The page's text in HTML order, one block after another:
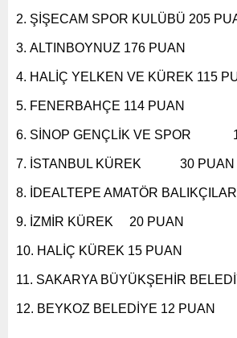
ŞİŞECAM SPOR KULÜBÜ 205
ALTINBOYNUZ 176 PUAN
HALİÇ YELKEN VE KÜREK 115
FENERBAHÇE 114 PUAN
SİNOP GENÇLİK VE SPOR
İSTANBUL KÜREK 30 PUAN
İDEALTEPE AMATÖR
İZMİR KÜREK 20 PUAN
HALİÇ KÜREK 15 PUAN
SAKARYA BÜYÜKŞEHİR
BEYKOZ BELEDİYE 12 PUAN